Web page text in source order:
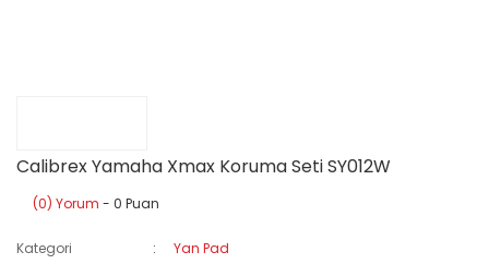
Calibrex Yamaha Xmax Koruma Seti SY012W
(0) Yorum - 0 Puan
Kategori
Yan Pad